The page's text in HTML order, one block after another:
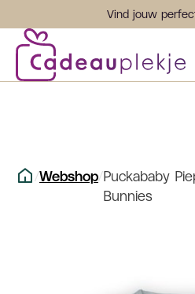
Vind jouw
/Webshop/Puckababy
Bunnies